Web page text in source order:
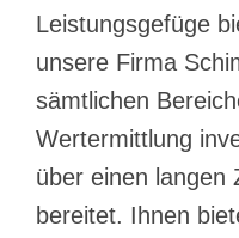
Leistungsgefüge
unsere Firma
sämtlichen
Wertermittlung
über einen langen
bereitet. Ihnen